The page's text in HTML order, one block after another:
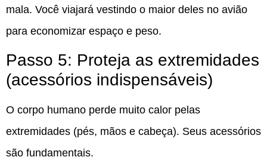
mala. Você viajará vestindo o maior deles no avião
para economizar espaço e peso.
Passo 5: Proteja as extremidades
(acessórios indispensáveis)
O corpo humano perde muito calor pelas
extremidades (pés, mãos e cabeça). Seus acessórios
são fundamentais.